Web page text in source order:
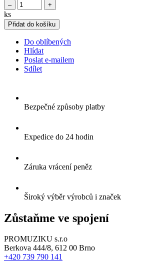
– +
ks
Přidat do košíku
Do oblíbených
Hlídat
Poslat e-mailem
Sdílet
Bezpečné způsoby platby
Expedice do 24 hodin
Záruka vrácení peněz
Široký výběr výrobců i značek
Zůstaňme ve spojení
PROMUZIKU s.r.o
Berkova 444/8, 612 00 Brno
+420 739 790 141